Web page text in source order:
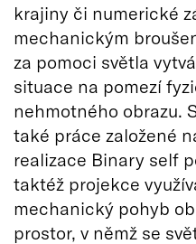
krajiny či numerické
mechanickým
za pomoci světla
situace na pomezí
nehmotného obrazu.
také práce založené
realizace Binary self
taktéž projekce
mechanický pohyb
prostor, v němž se